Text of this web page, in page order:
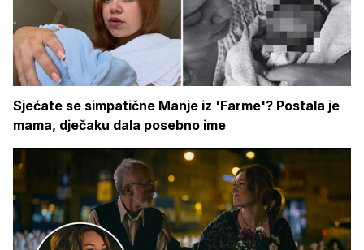
Sjećate se simpatične Manje iz 'Farme'? Postala je
mama, dječaku dala posebno ime